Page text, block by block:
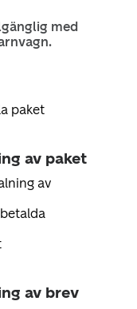
med
paket
av paket
av
av brev